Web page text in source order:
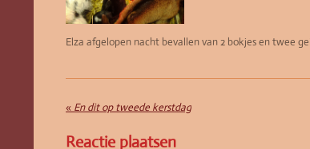
Elza afgelopen nacht bevallen van 2 bokjes en twee
« En dit op tweede kerstdag
Reactie plaatsen